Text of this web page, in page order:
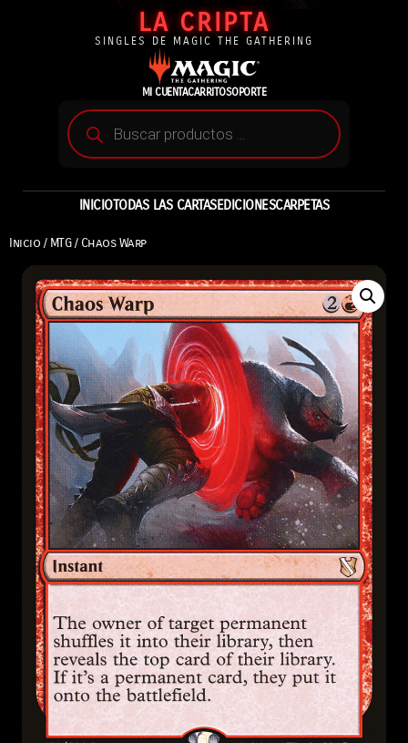
LA CRIPTA
SINGLES DE MAGIC THE GATHERING
MI CUENTACARRITOSOPORTE
INICIOTODAS LAS CARTASEDICIONESCARPETAS
Inicio / MTG/ Chaos Warp